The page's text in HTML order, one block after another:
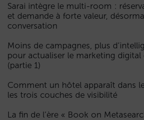
Sarai intègre le multi-room :
et demande à forte valeur,
conversation
Moins de campagnes, plus
pour actualiser le marketing
(partie 1)
Comment un hôtel apparaît dans
les trois couches de visibilité
La fin de l’ère « Book on